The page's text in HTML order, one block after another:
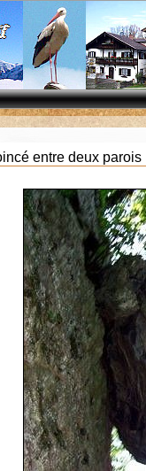
entre deux parois